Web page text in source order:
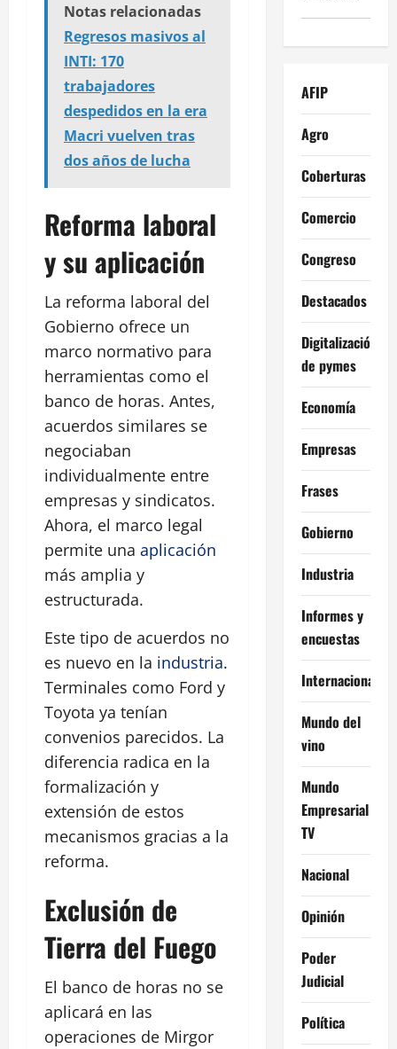
Notas relacionadas
Regresos masivos al
INTI: 170
trabajadores
despedidos en la era
Macri vuelven tras
dos años de lucha
Reforma laboral
y su aplicación
La reforma laboral del
Gobierno ofrece un
marco normativo para
herramientas como el
banco de horas. Antes,
acuerdos similares se
negociaban
individualmente entre
empresas y sindicatos.
Ahora, el marco legal
permite una aplicación
más amplia y
estructurada.
Este tipo de acuerdos no
es nuevo en la industria.
Terminales como Ford y
Toyota ya tenían
convenios parecidos. La
diferencia radica en la
formalización y
extensión de estos
mecanismos gracias a la
reforma.
Exclusión de
Tierra del Fuego
El banco de horas no se
aplicará en las
operaciones de Mirgor
AFIP
Agro
Coberturas
Comercio
Congreso
Destacados
Digitalización
de pymes
Economía
Empresas
Frases
Gobierno
Industria
Informes y
encuestas
Internacional
Mundo del
vino
Mundo
Empresarial
TV
Nacional
Opinión
Poder
Judicial
Política